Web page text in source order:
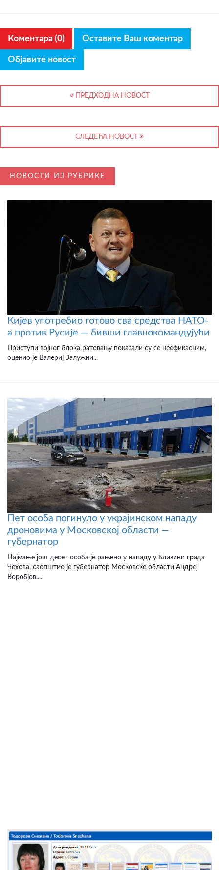
Коментара (0) Оставите Ваш коментар
Објавите новост
ПРЕДХОДНА НОВОСТ
СЛЕДЕЋА НОВОСТ
НОВОСТИ ИЗ РУБРИКЕ
Кијев употребио готово сва средства НАТО-
а против Русије — бивши главнокомандујући
Приступи војног блока ратовању показали су се неефикасним,
оценио је Валериј Залужни...
Пет особа погинуло у украјинском нападу
дроновима у Московској области —
губернатор
Најмање још десет особа је рањено у нападу у близини града
Чехова, саопштио је губернатор Московске области Андреј
Воробјов....